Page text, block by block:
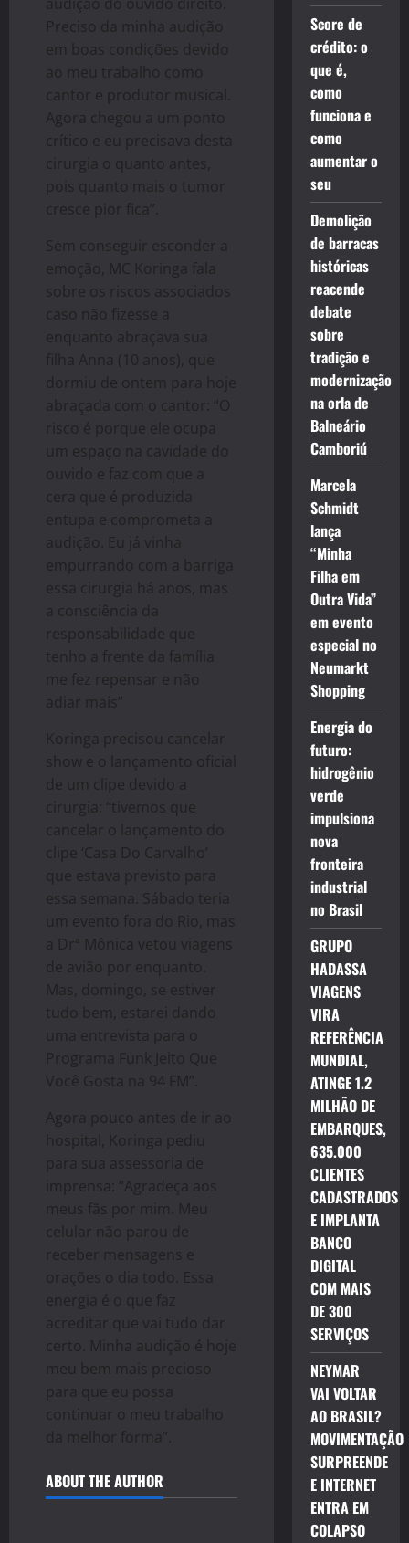
Preciso da minha audição
em boas condições devido
ao meu trabalho como
cantor e produtor musical.
Agora chegou a um ponto
crítico e eu precisava desta
cirurgia o quanto antes,
pois quanto mais o tumor
cresce pior fica”.
Sem conseguir esconder a
emoção, MC Koringa fala
sobre os riscos associados
caso não fizesse a
enquanto abraçava sua
filha Anna (10 anos), que
dormiu de ontem para hoje
abraçada com o cantor: “O
risco é porque ele ocupa
um espaço na cavidade do
ouvido e faz com que a
cera que é produzida
entupa e comprometa a
audição. Eu já vinha
empurrando com a barriga
essa cirurgia há anos, mas
a consciência da
responsabilidade que
tenho a frente da família
me fez repensar e não
adiar mais”
Koringa precisou cancelar
show e o lançamento oficial
de um clipe devido a
cirurgia: “tivemos que
cancelar o lançamento do
clipe ‘Casa Do Carvalho’
que estava previsto para
essa semana. Sábado teria
um evento fora do Rio, mas
a Drª Mônica vetou viagens
de avião por enquanto.
Mas, domingo, se estiver
tudo bem, estarei dando
uma entrevista para o
Programa Funk Jeito Que
Você Gosta na 94 FM”.
Agora pouco antes de ir ao
hospital, Koringa pediu
para sua assessoria de
imprensa: “Agradeça aos
meus fãs por mim. Meu
celular não parou de
receber mensagens e
orações o dia todo. Essa
energia é o que faz
acreditar que vai tudo dar
certo. Minha audição é hoje
meu bem mais precioso
para que eu possa
continuar o meu trabalho
da melhor forma”.
ABOUT THE AUTHOR
Score de
crédito: o
que é,
como
funciona e
como
aumentar o
seu
Demolição
de barracas
históricas
reacende
debate
sobre
tradição e
modernização
na orla de
Balneário
Camboriú
Marcela
Schmidt
lança
“Minha
Filha em
Outra Vida”
em evento
especial no
Neumarkt
Shopping
Energia do
futuro:
hidrogênio
verde
impulsiona
nova
fronteira
industrial
no Brasil
GRUPO
HADASSA
VIAGENS
VIRA
REFERÊNCIA
MUNDIAL,
ATINGE 1.2
MILHÃO DE
EMBARQUES,
635.000
CLIENTES
CADASTRADOS
E IMPLANTA
BANCO
DIGITAL
COM MAIS
DE 300
SERVIÇOS
NEYMAR
VAI VOLTAR
AO BRASIL?
MOVIMENTAÇÃO
SURPREENDE
E INTERNET
ENTRA EM
COLAPSO